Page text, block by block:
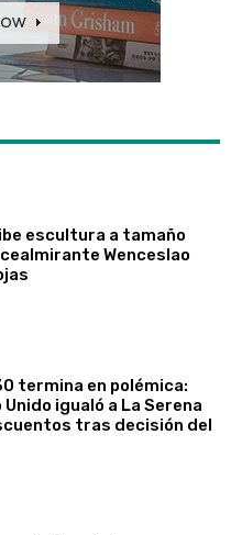
escultura a tamaño
Wenceslao
termina en polémica:
Unido igualó a La Serena
tras decisión del